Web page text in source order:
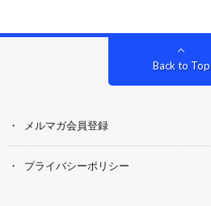
Back to Top
メルマガ会員登録
プライバシーポリシー